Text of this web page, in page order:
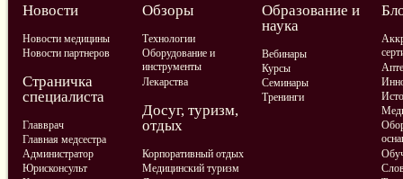
Новости
Новости медицины
Новости партнеров
Обзоры
Технологии
Оборудование и
инструменты
Лекарства
Образование и
наука
Вебинары
Курсы
Семинары
Тренинги
Страничка
специалиста
Главврач
Главная медсестра
Администратор
Юрисконсульт
Досуг, туризм,
отдых
Корпоративный отдых
Медицинский туризм